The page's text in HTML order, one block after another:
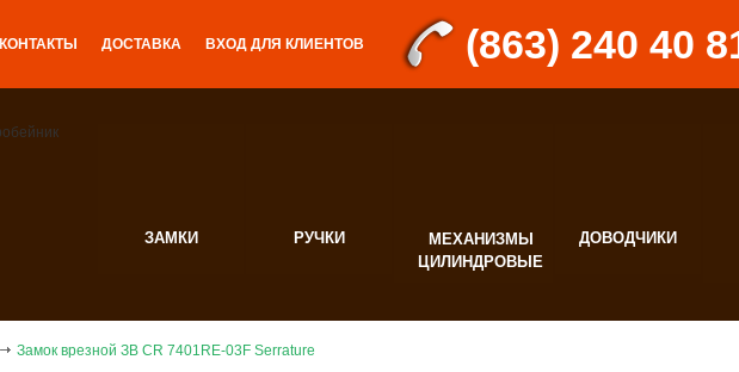
КОНТАКТЫ ДОСТАВКА ВХОД ДЛЯ КЛИЕНТОВ
ЗАМКИ РУЧКИ
МЕХАНИЗМЫ
ЦИЛИНДРОВЫЕ
ДОВОДЧИКИ
(863) 240 40
Замок врезной ЗВ CR 7401RE-03F Serrature